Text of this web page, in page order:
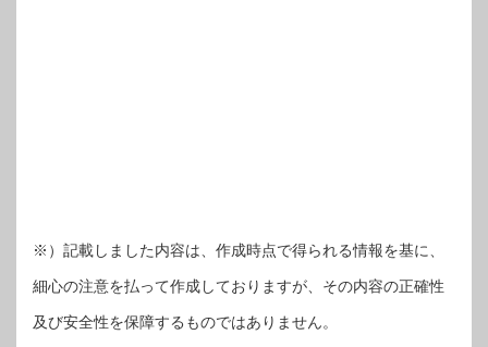
※）記載しました内容は、作成時点で得られる情報を基に、
細心の注意を払って作成しておりますが、その内容の正確性
及び安全性を保障するものではありません。